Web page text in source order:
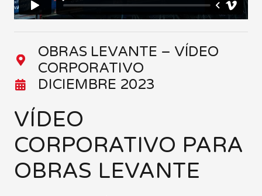
OBRAS LEVANTE – VÍDEO
CORPORATIVO
DICIEMBRE 2023
VÍDEO
CORPORATIVO PARA
OBRAS LEVANTE